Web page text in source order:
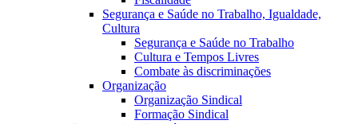
Segurança e Saúde no Trabalho, Igualdade,
Cultura
Segurança e Saúde no Trabalho
Cultura e Tempos Livres
Combate às discriminações
Organização
Organização Sindical
Formação Sindical